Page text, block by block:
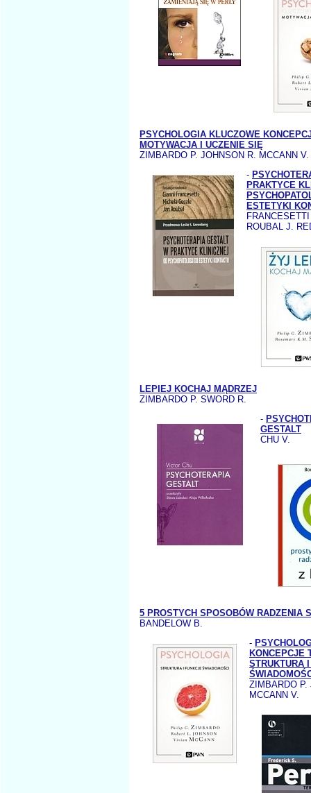
PSYCHOLOGIA KLUCZOWE
MOTYWACJA I UCZENIE SIĘ
ZIMBARDO P. JOHNSON R. MCCANN V.
-
PRAKTYCE
ESTETYKI
ROUBAL J.
LEPIEJ KOCHAJ MĄDRZEJ
ZIMBARDO P. SWORD R.
-
GESTALT
CHU V.
5 PROSTYCH SPOSOBÓW RADZENIA
BANDELOW B.
-
KONCEPCJE
STRUKTURA
ZIMBARDO P.
MCCANN V.